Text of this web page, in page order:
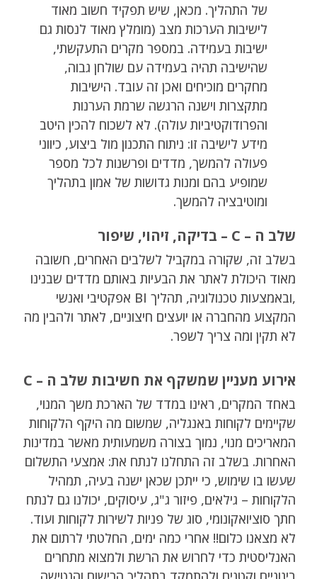
של התהליך. מכאן, שיש תפקיד חשוב מאוד
לישיבות הערכות מצב (מומלץ מאוד לנסות גם
ישיבות בעמידה. במספר מקרים התעקשתי,
שהישיבה תהיה בעמידה עם שולחן גבוה,
מחקרים מוכיחים ואכן זה עובד. הישיבות
מתקצרות וישנה הרגשה שרמת הערנות
והפרודוקטיביות עולה). לא לשכוח להכין היטב
מידע לישיבה זו: ניתוח התכנון מול ביצוע, כיווני
פעולה להמשך, מדדים ופרשנות לכל מספר
שמופיע בהם ומנות גדושות של אמון בתהליך
ומוטיבציה להמשך.
שלב ה – C – בדיקה, זיהוי, שיפור
בשלב זה, שקורה במקביל לשלבים האחרים, חשובה
מאוד היכולת לאתר את הבעיות באותם מדדים שבנינו
,ובאמצעות טכנולוגיה, תהליך BI אפקטיבי ואנשי
המקצוע מהחברה או יועצים חיצוניים, לאתר ולהבין מה
לא תקין ומה צריך לשפר.
אירוע מעניין שמשקף את חשיבות שלב ה – C
באחד המקרים, ראינו במדד של הארכת משך המנוי,
שקיימים לקוחות באנגליה, שמשום מה היקף הלקוחות
המאריכים מנוי, נמוך בצורה משמעותית מאשר במדינות
האחרות. בשלב זה התחלנו לנתח את: אמצעי התשלום
שעשו בו שימוש, כי ייתכן שכאן ישנה בעיה, תמהיל
הלקוחות – גילאים, פיזור ג"ג, עיסוקים, יכולנו גם לנתח
חתך סוציואקונומי, סוג של פניות לשירות לקוחות ועוד.
לא מצאנו כלום!! אחרי כמה ימים, החלטתי לרתום את
האנליסטית כדי לחרוש את הרשת ולמצוא מתחרים